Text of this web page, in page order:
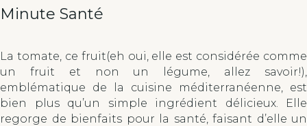
Minute Santé
La tomate, ce fruit(eh oui, elle est considérée comme
un fruit et non un légume, allez savoir!),
emblématique de la cuisine méditerranéenne, est
bien plus qu’un simple ingrédient délicieux. Elle
regorge de bienfaits pour la santé, faisant d’elle un